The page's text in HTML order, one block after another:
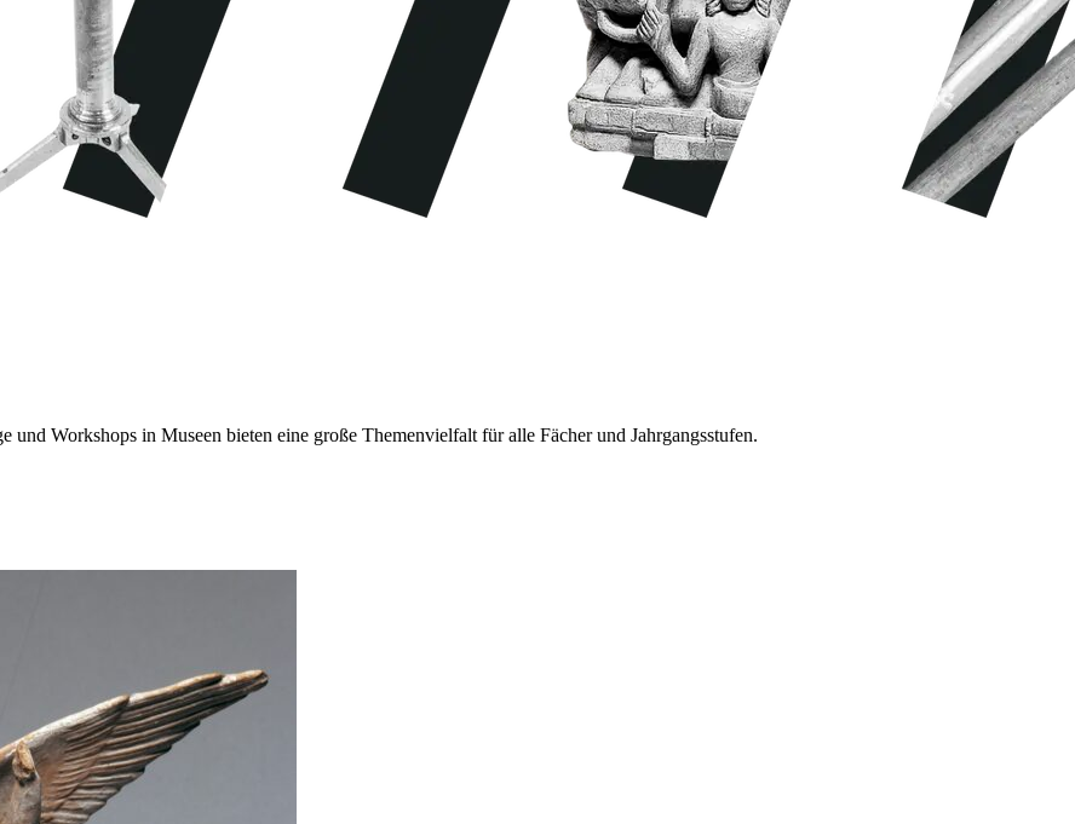
Workshops in Museen bieten eine große Themenvielfalt für alle Fächer und Jahrgangsstufen.